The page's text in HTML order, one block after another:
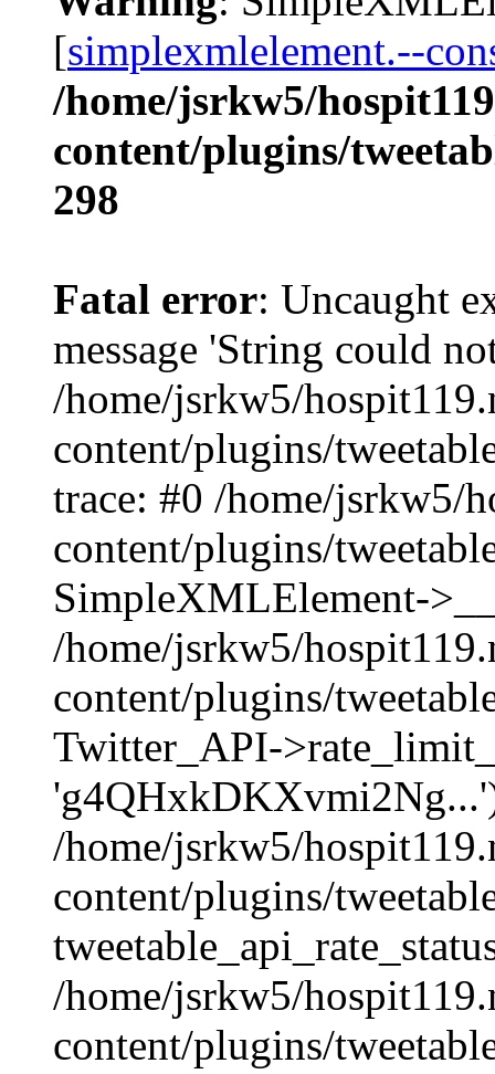
[simplexmlelement.--
/home/jsrkw5/
content/plugins/
298
Fatal error: Uncaught
message 'String could
/home/jsrkw5/
content/plugins/
trace: #0 /home/jsrkw5/
content/plugins/
SimpleXMLElement-
/home/jsrkw5/
content/plugins/
Twitter_API-
/home/jsrkw5/
content/plugins/
/home/jsrkw5/
content/plugins/